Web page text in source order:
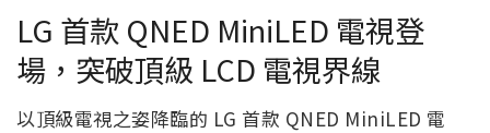
LG 首款 QNED MiniLED 電視登
場，突破頂級 LCD 電視界線
以頂級電視之姿降臨的 LG 首款 QNED MiniLED 電